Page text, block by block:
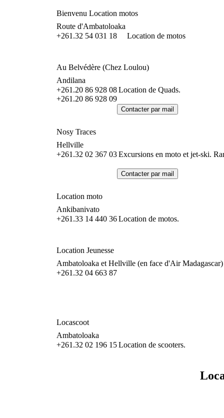
Bienvenu Location motos
Route d'Ambatoloaka
+261.32 54 031 18
Location de motos
Au Belvédère (Chez Loulou)
Andilana
+261.20 86 928 08
+261.20 86 928 09
Location de Quads.
Nosy Traces
Hellville
+261.32 02 367 03Excursions en moto et jet-ski.
Location moto
Ankibanivato
+261.33 14 440 36Location de motos.
Location Jeunesse
Ambatoloaka et Hellville (en face d'Air Madagascar)
+261.32 04 663 87
Locascoot
Ambatoloaka
+261.32 02 196 15Location de scooters.